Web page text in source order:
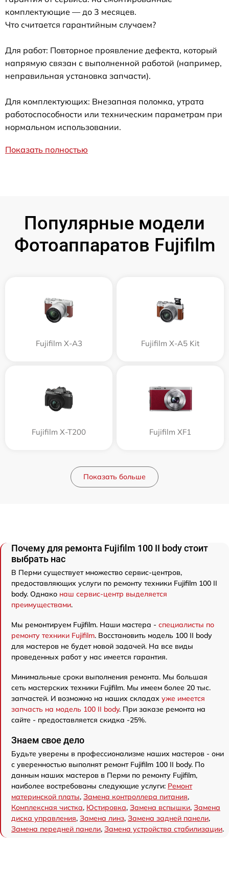
комплектующие — до 3 месяцев.
Что считается гарантийным случаем?
Для работ: Повторное проявление дефекта, который
напрямую связан с выполненной работой (например,
неправильная установка запчасти).
Для комплектующих: Внезапная поломка, утрата
работоспособности или техническим параметрам при
нормальном использовании.
Показать полностью
Популярные модели
Фотоаппаратов Fujifilm
Fujifilm X-A3 Fujifilm X-A5 Kit
Fujifilm X-T200 Fujifilm XF1
Показать больше
Почему для ремонта Fujifilm 100 II body стоит
выбрать нас
В Перми существует множество сервис-центров,
предоставляющих услуги по ремонту техники Fujifilm 100 II
body. Однако наш сервис-центр выделяется
преимуществами.
Мы ремонтируем Fujifilm. Наши мастера - специалисты по
ремонту техники Fujifilm. Восстановить модель 100 II body
для мастеров не будет новой задачей. На все виды
проведенных работ у нас имеется гарантия.
Минимальные сроки выполнения ремонта. Мы большая
сеть мастерских техники Fujifilm. Мы имеем более 20 тыс.
запчастей. И возможно на наших складах уже имеется
запчасть на модель 100 II body. При заказе ремонта на
сайте - предоставляется скидка -25%.
Знаем свое дело
Будьте уверены в профессионализме наших мастеров - они
с уверенностью выполнят ремонт Fujifilm 100 II body. По
данным наших мастеров в Перми по ремонту Fujifilm,
наиболее востребованы следующие услуги: Ремонт
материнской платы, Замена контроллера питания,
Комплексная чистка, Юстировка, Замена вспышки, Замена
диска управления, Замена линз, Замена задней панели,
Замена передней панели, Замена устройства стабилизации.